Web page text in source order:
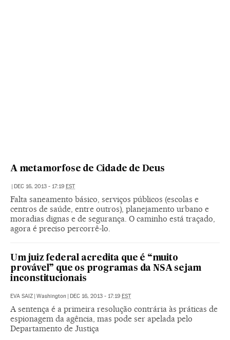
A metamorfose de Cidade de Deus
DEC 16, 2013 - 17:19 EST
Falta saneamento básico, serviços públicos (escolas e
centros de saúde, entre outros), planejamento urbano e
moradias dignas e de segurança. O caminho está traçado,
agora é preciso percorrê-lo.
Um juiz federal acredita que é “muito
provável” que os programas da NSA sejam
inconstitucionais
EVA SAIZ Washington DEC 16, 2013 - 17:19 EST
A sentença é a primeira resolução contrária às práticas de
espionagem da agência, mas pode ser apelada pelo
Departamento de Justiça